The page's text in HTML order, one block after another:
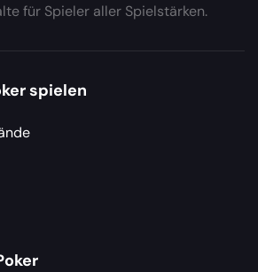
für Spieler aller Spielstärken.
spielen